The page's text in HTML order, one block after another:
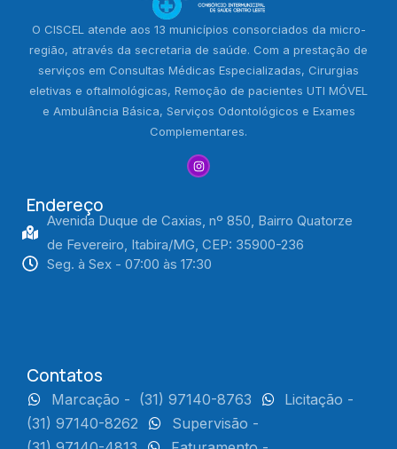
O CISCEL atende aos 13 municípios consorciados da micro-
região, através da secretaria de saúde. Com a prestação de
serviços em Consultas Médicas Especializadas, Cirurgias
eletivas e oftalmológicas, Remoção de pacientes UTI MÓVEL
e Ambulância Básica, Serviços Odontológicos e Exames
Complementares.
Endereço
Avenida Duque de Caxias, nº 850, Bairro Quatorze
de Fevereiro, Itabira/MG, CEP: 35900-236
Seg. à Sex - 07:00 às 17:30
Contatos
Marcação - (31) 97140-8763
Licitação -
(31) 97140-8262
Supervisão -